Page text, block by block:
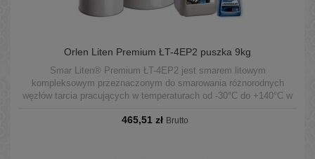
Orlen Liten Premium ŁT-4EP2 puszka 9kg
Smar Liten® Premium ŁT-4EP2 jest smarem litowym
kompleksowym przeznaczonym do smarowania różnorodnych
węzłów tarcia pracujących w temperaturach od -30°C do +140°C w
465,51 zł Brutto